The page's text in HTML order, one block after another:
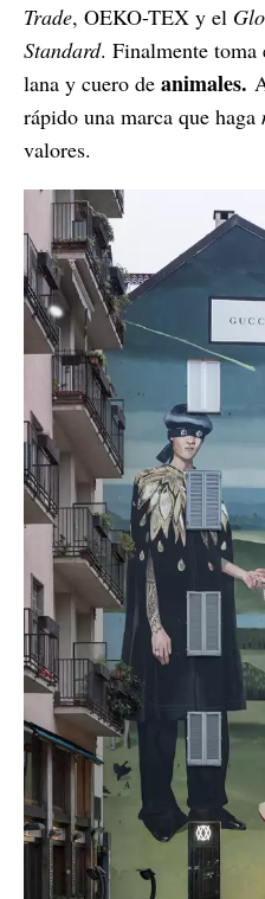
Trade, OEKO-TEX y el
Standard. Finalmente toma
lana y cuero de animales.
rápido una marca que haga
valores.